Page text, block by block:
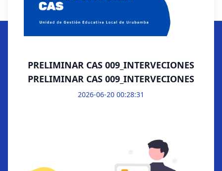
PRELIMINAR CAS 009_INTERVECIONES
PRELIMINAR CAS 009_INTERVECIONES
2026-06-20 00:28:31
Unidad de Gestión Educativa